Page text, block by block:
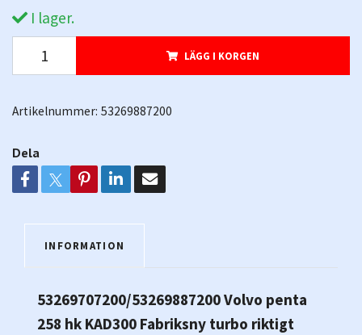
I lager.
LÄGG I KORGEN
Artikelnummer: 53269887200
Dela
INFORMATION
53269707200/53269887200 Volvo penta
258 hk KAD300 Fabriksny turbo riktigt